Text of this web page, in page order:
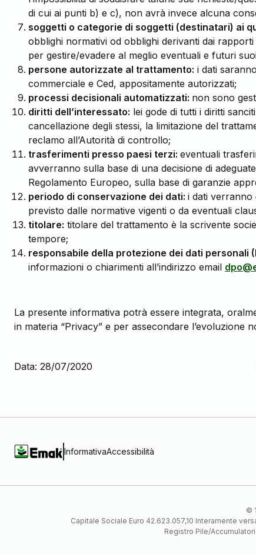
di cui ai punti b) e c), non avrà invece alcuna
soggetti o categorie di soggetti (destinatari) ai
obblighi normativi od obblighi derivanti dai
per gestire/evadere al meglio eventuali e futuri
persone autorizzate al trattamento: i dati
commerciale e Ced, appositamente autorizzati;
processi decisionali automatizzati: non sono
diritti dell’interessato: lei gode di tutti i diritti
cancellazione degli stessi, la limitazione del
reclamo all’Autorità di controllo;
trasferimenti presso paesi terzi: eventuali
avverranno sulla base di una decisione di
Regolamento Europeo, sulla base di garanzie
periodo di conservazione dei dati: i dati verranno
previsto dalle normative vigenti o da eventuali
titolare: titolare del trattamento è la scrivente
tempore;
responsabile della protezione dei dati personali
informazioni o chiarimenti all’indirizzo email
La presente informativa potrà essere integrata,
in materia “Privacy” e per assecondare l’evoluzione
Data: 28/07/2020 Il Titolare
EMAK
InformativaAccessibilità
©
Capitale Sociale Euro 42.623.057,10 Interamente
Registro Pile/